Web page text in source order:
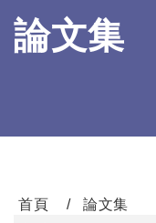
論文集
首頁
論文集